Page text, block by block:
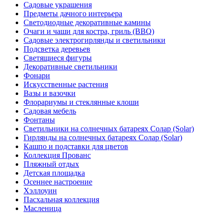
Садовые украшения
Предметы дачного интерьера
Светодиодные декоративные камины
Очаги и чаши для костра, гриль (BBQ)
Садовые электрогирлянды и светильники
Подсветка деревьев
Светящиеся фигуры
Декоративные светильники
Фонари
Искусственные растения
Вазы и вазочки
Флорариумы и стеклянные клоши
Садовая мебель
Фонтаны
Светильники на солнечных батареях Солар (Solar)
Гирлянды на солнечных батареях Солар (Solar)
Кашпо и подставки для цветов
Коллекция Прованс
Пляжный отдых
Детская площадка
Осеннее настроение
Хэллоуин
Пасхальная коллекция
Масленица